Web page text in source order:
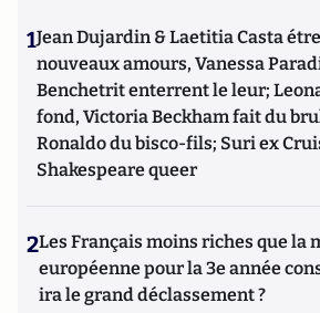
1Jean Dujardin & Laetitia Casta
nouveaux amours, Vanessa
Benchetrit enterrent le leur;
fond, Victoria Beckham fait du
Ronaldo du bisco-fils; Suri ex
Shakespeare queer
2Les Français moins riches que la
européenne pour la 3e année
ira le grand déclassement ?